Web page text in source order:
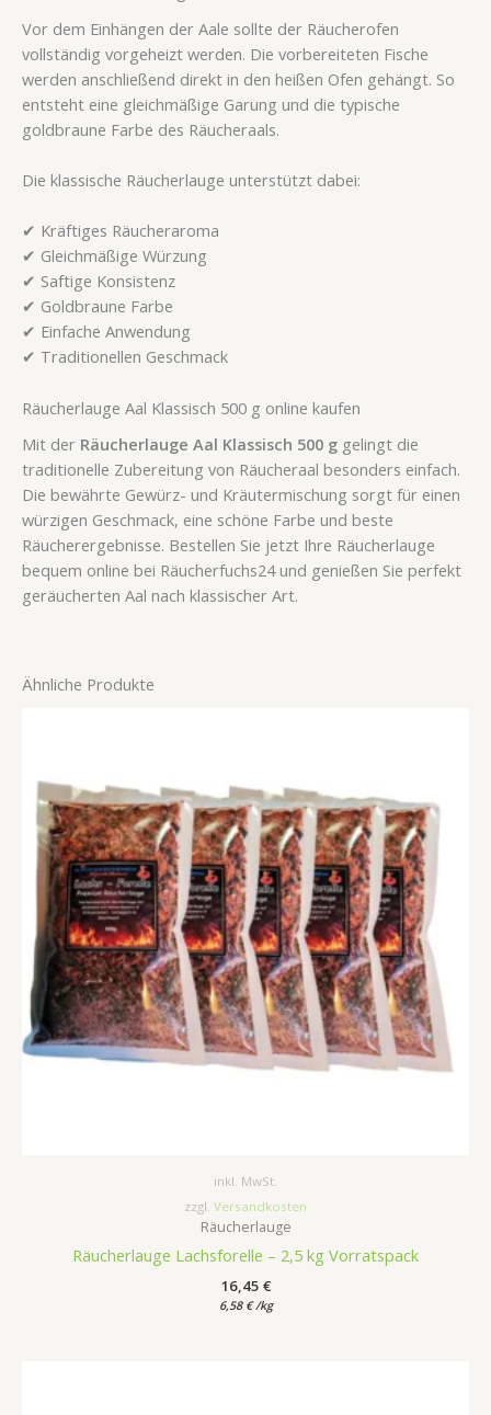
Vor dem Einhängen der Aale sollte der Räucherofen
vollständig vorgeheizt werden. Die vorbereiteten Fische
werden anschließend direkt in den heißen Ofen gehängt. So
entsteht eine gleichmäßige Garung und die typische
goldbraune Farbe des Räucheraals.
Die klassische Räucherlauge unterstützt dabei:
✔ Kräftiges Räucheraroma
✔ Gleichmäßige Würzung
✔ Saftige Konsistenz
✔ Goldbraune Farbe
✔ Einfache Anwendung
✔ Traditionellen Geschmack
Räucherlauge Aal Klassisch 500 g online kaufen
Mit der Räucherlauge Aal Klassisch 500 g gelingt die
traditionelle Zubereitung von Räucheraal besonders einfach.
Die bewährte Gewürz- und Kräutermischung sorgt für einen
würzigen Geschmack, eine schöne Farbe und beste
Räucherergebnisse. Bestellen Sie jetzt Ihre Räucherlauge
bequem online bei Räucherfuchs24 und genießen Sie perfekt
geräucherten Aal nach klassischer Art.
Ähnliche Produkte
inkl. MwSt.
zzgl. Versandkosten
Räucherlauge
Räucherlauge Lachsforelle – 2,5 kg Vorratspack
16,45 €
6,58 € /kg